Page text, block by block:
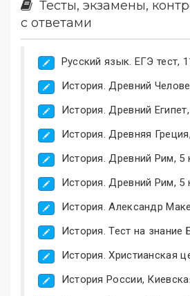
Тесты, экзамены,
с ответами
Русский язык. ЕГЭ тест,
История. Древний
История. Древний
История. Древняя
История. Древний Рим, 5
История. Древний Рим, 5
История. Александр
История. Тест на знание
История. Христианская
История России,